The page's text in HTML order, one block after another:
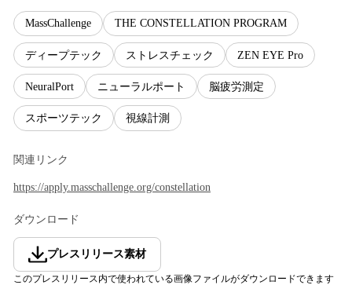
MassChallenge THE CONSTELLATION PROGRAM
ディープテック ストレスチェック ZEN EYE Pro
NeuralPort ニューラルポート 脳疲労測定
スポーツテック 視線計測
関連リンク
https://apply.masschallenge.org/constellation
ダウンロード
プレスリリース素材
このプレスリリース内で使われている画像ファイルがダウンロードできます